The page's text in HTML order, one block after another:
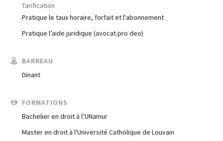
Comment nous vous aidons
Tarification
Pratique le taux horaire, forfait et l'abonnement
Pratique l’aide juridique (avocat pro deo)
BARREAU
Dinant
FORMATIONS
Bachelier en droit à l’UNamur
Master en droit à l'Université Catholique de Louvain